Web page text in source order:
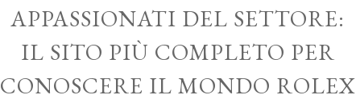
APPASSIONATI DEL SETTORE:
IL SITO PIÙ COMPLETO PER
CONOSCERE IL MONDO ROLEX